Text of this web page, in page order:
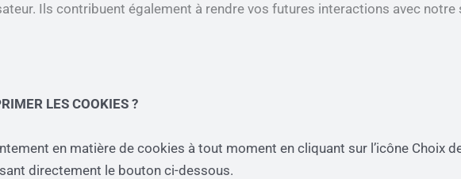
Ils contribuent également à rendre vos futures interactions avec
LES COOKIES ?
en matière de cookies à tout moment en cliquant sur l’icône Choix
directement le bouton ci-dessous.